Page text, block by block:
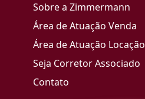
Sobre a Zimmermann
Área de Atuação Venda
Área de Atuação Locação
Seja Corretor Associado
Contato